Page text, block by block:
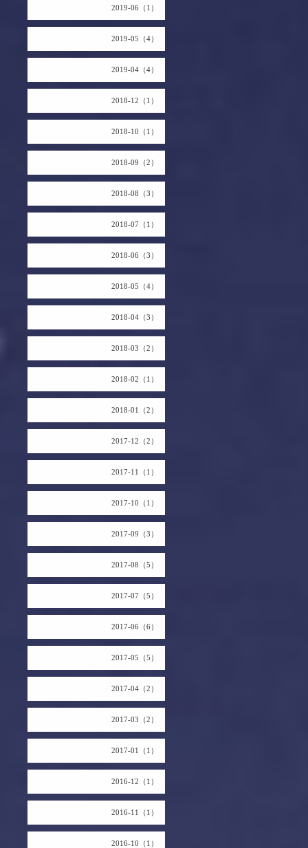
2019-06（1）
2019-05（4）
2019-04（4）
2018-12（1）
2018-10（1）
2018-09（2）
2018-08（3）
2018-07（1）
2018-06（3）
2018-05（4）
2018-04（3）
2018-03（2）
2018-02（1）
2018-01（2）
2017-12（2）
2017-11（1）
2017-10（1）
2017-09（3）
2017-08（5）
2017-07（5）
2017-06（6）
2017-05（5）
2017-04（2）
2017-03（2）
2017-01（1）
2016-12（1）
2016-11（1）
2016-10（1）